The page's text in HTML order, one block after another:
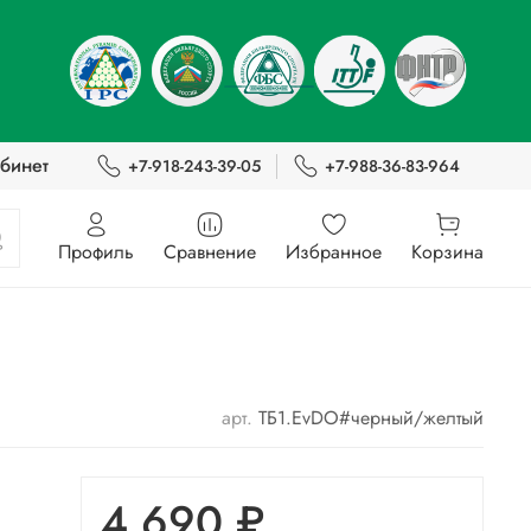
+7-918-243-39-05 +7-988-36-83-964
Профиль Сравнение Избранное Корзина
арт. ТБ1.EvDO#черный/желтый